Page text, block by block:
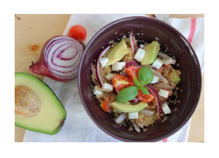
Glavna
jela
Jela u 30
minuta
Zdrava
jela
The
torta
26/05/2015